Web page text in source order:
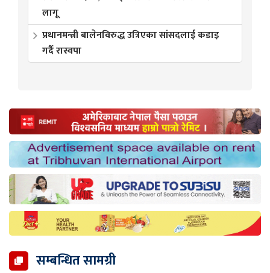
लागू
प्रधानमन्त्री बालेनविरुद्ध उत्रिएका सांसदलाई कडाइ
गर्दै रास्वपा
सम्बन्धित सामग्री